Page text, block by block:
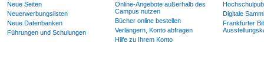
Neue Seiten
Neuerwerbungslisten
Neue Datenbanken
Führungen und Schulungen
Online-Angebote außerhalb des
Campus nutzen
Bücher online bestellen
Verlängern, Konto abfragen
Hilfe zu Ihrem Konto
Digitale
Frankfurter